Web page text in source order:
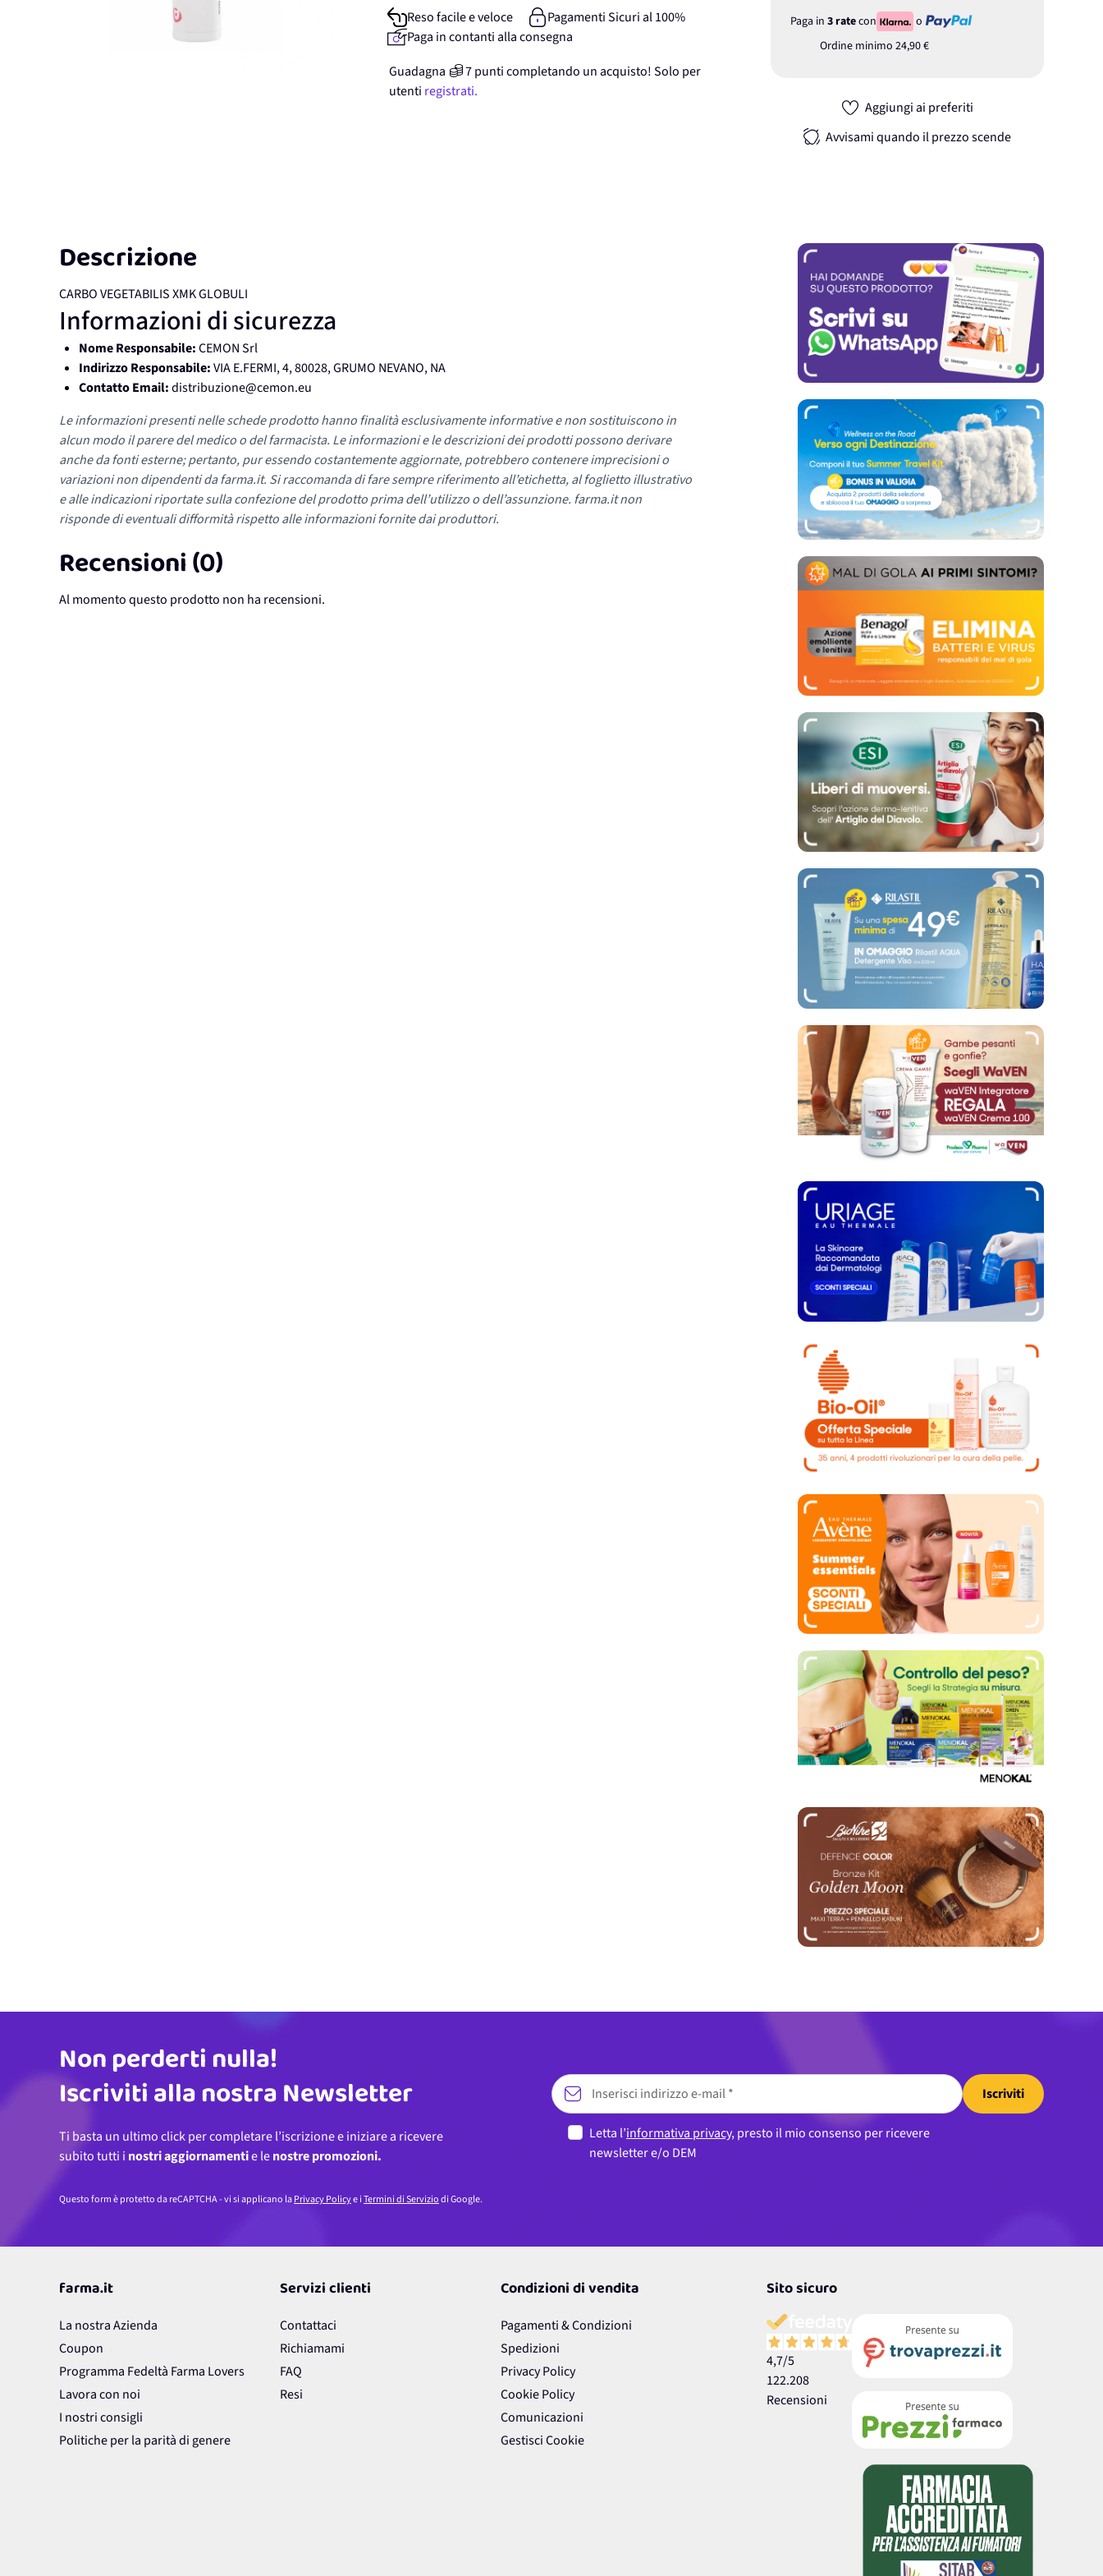
Paga in 3 ratecon
o
Ordine minimo 24,90 €
Aggiungi ai preferiti
Avvisami quando il prezzo scende
Reso facile e veloce
Pagamenti Sicuri al 100%
Paga in contanti alla consegna
Guadagna
7punticompletando un acquisto! Solo per
utenti registrati.
Descrizione
CARBO VEGETABILIS XMK GLOBULI
Informazioni di sicurezza
Nome Responsabile:CEMON Srl
Indirizzo Responsabile:VIA E.FERMI, 4, 80028, GRUMO NEVANO, NA
Contatto Email:distribuzione@cemon.eu
Le informazioni presenti nelle schede prodotto hanno finalità esclusivamente informative e non sostituiscono in
alcun modo il parere del medico o del farmacista. Le informazioni e le descrizioni dei prodotti possono derivare
anche da fonti esterne; pertanto, pur essendo costantemente aggiornate, potrebbero contenere imprecisioni o
variazioni non dipendenti da farma.it. Si raccomanda di fare sempre riferimento all’etichetta, al foglietto illustrativo
e alle indicazioni riportate sulla confezione del prodotto prima dell’utilizzo o dell’assunzione. farma.it non
risponde di eventuali difformità rispetto alle informazioni fornite dai produttori.
Recensioni (0)
Al momento questo prodotto non ha recensioni.
Indirizzo email
Non perderti nulla!
Iscriviti alla nostra Newsletter
Ti basta un ultimo click per completare l’iscrizione e iniziare a ricevere
subito tutti i nostri aggiornamentie lenostre promozioni.
Iscriviti
Letta l’informativa privacy, presto il mio consenso per ricevere
newsletter e/o DEM
Questo form è protetto da reCAPTCHA - vi si applicano laPrivacy Policye iTermini di Serviziodi Google.
farma.it
La nostra Azienda
Coupon
Programma Fedeltà Farma Lovers
Lavora con noi
I nostri consigli
Politiche per la parità di genere
Servizi clienti
Contattaci
Richiamami
FAQ
Resi
Condizioni di vendita
Pagamenti & Condizioni
Spedizioni
Privacy Policy
Cookie Policy
Comunicazioni
Gestisci Cookie
Sito sicuro
4,7/5
122.208
Recensioni